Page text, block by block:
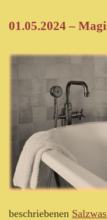
01.05.2024 –
beschriebenen